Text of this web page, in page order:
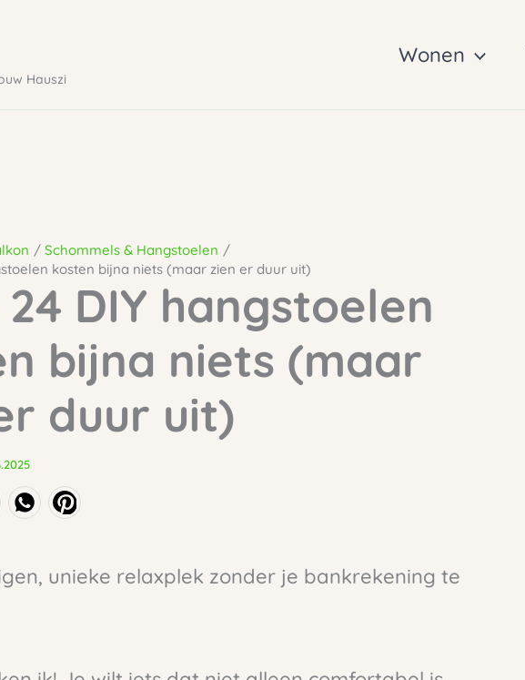
Hauszi
Wonen
Schommels & Hangstoelen
kosten bijna niets (maar zien er duur uit)
24 DIY hangstoelen
bijna niets (maar
duur uit)
unieke relaxplek zonder je bankrekening te